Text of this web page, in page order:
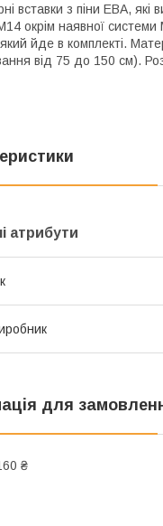
вставки з піни ЕВА, які
окрім наявної системи
йде в комплекті.
від 75 до 150 см).
атрибути
для
₴